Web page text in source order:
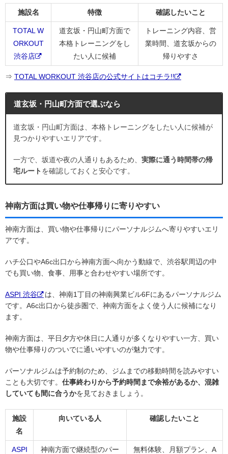
施設名 特徴 確認したいこと
TOTAL W
ORKOUT
渋谷店
道玄坂・円山町方面で
本格トレーニングをし
たい人に候補
トレーニング内容、営
業時間、道玄坂からの
帰りやすさ
⇒ TOTAL WORKOUT 渋谷店の公式サイトはコチラ!!
道玄坂・円山町方面で選ぶなら
道玄坂・円山町方面は、本格トレーニングをしたい人に候補が
見つかりやすいエリアです。
一方で、坂道や夜の人通りもあるため、 実際に通う時間帯の帰
宅ルート を確認しておくと安心です。
神南方面は買い物や仕事帰りに寄りやすい
神南方面は、買い物や仕事帰りにパーソナルジムへ寄りやすいエリ
アです。
ハチ公口やA6c出口から神南方面へ向かう動線で、渋谷駅周辺の中
でも買い物、食事、用事と合わせやすい場所です。
ASPI 渋谷
は、神南1丁目の神南興業ビル6Fにあるパーソナルジム
です。A6c出口から徒歩圏で、神南方面をよく使う人に候補になり
ます。
神南方面は、平日夕方や休日に人通りが多くなりやすい一方、買い
物や仕事帰りのついでに通いやすいのが魅力です。
パーソナルジムは予約制のため、ジムまでの移動時間を読みやすい
ことも大切です。 仕事終わりから予約時間まで余裕があるか、混雑
していても間に合うかを見ておきましょう。
施設
名
向いている人 確認したいこと
ASPI
神南方面で継続型のパー
無料体験、月額プラン、A